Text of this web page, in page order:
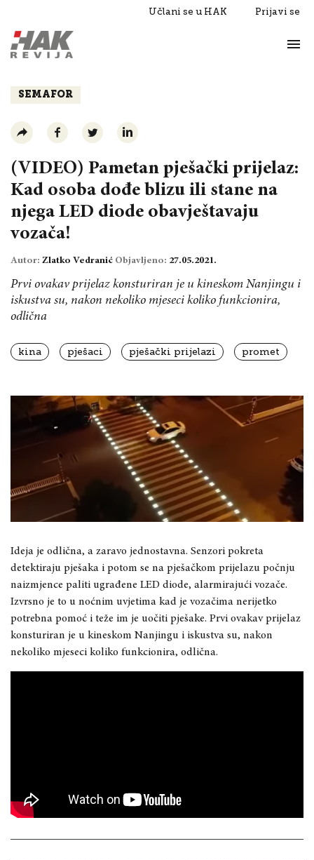
Učlani se u HAK Prijavi se
Razgovori
SEMAFOR
(VIDEO) Pametan pješački prijelaz:
Kad osoba dođe blizu ili stane na
njega LED diode obavještavaju
vozača!
Autor: Zlatko Vedranić Objavljeno: 27.05.2021.
Prvi ovakav prijelaz konsturiran je u kineskom Nanjingu i
iskustva su, nakon nekoliko mjeseci koliko funkcionira,
odlična
kina pješaci pješački prijelazi promet
Ideja je odlična, a zaravo jednostavna. Senzori pokreta
detektiraju pješaka i potom se na pješačkom prijelazu počnju
naizmjence paliti ugrađene LED diode, alarmirajući vozače.
Izvrsno je to u noćnim uvjetima kad je vozačima nerijetko
potrebna pomoć i teže im je uočiti pješake. Prvi ovakav prijelaz
konsturiran je u kineskom Nanjingu i iskustva su, nakon
nekoliko mjeseci koliko funkcionira, odlična.